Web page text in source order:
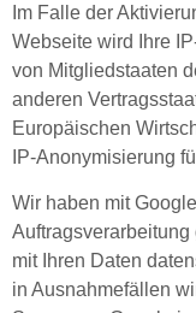
Im Falle der
Webseite wird Ihre
von Mitgliedstaaten
anderen
Europäischen
IP-Anonymisierung
Wir haben mit
mit Ihren Daten
in Ausnahmefällen